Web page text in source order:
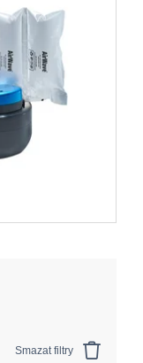
Smazat filtry